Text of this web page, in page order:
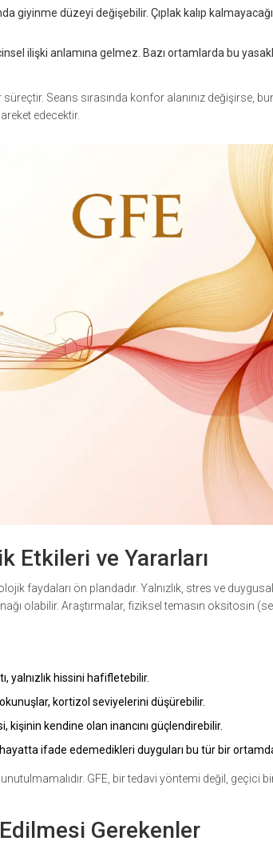
giyinme düzeyi değişebilir. Çıplak kalıp
ilişki anlamına gelmez. Bazı ortamlarda bu
Seans sırasında konfor alanınız değişirse,
edecektir.
Etkileri ve Yararları
faydaları ön plandadır. Yalnızlık, stres ve
olabilir. Araştırmalar, fiziksel temasın oksitosin
yalnızlık hissini hafifletebilir.
kortizol seviyelerini düşürebilir.
kişinin kendine olan inancını güçlendirebilir.
ifade edemedikleri duyguları bu tür bir
GFE, bir tedavi yöntemi değil, geçici bir
Gerekenler